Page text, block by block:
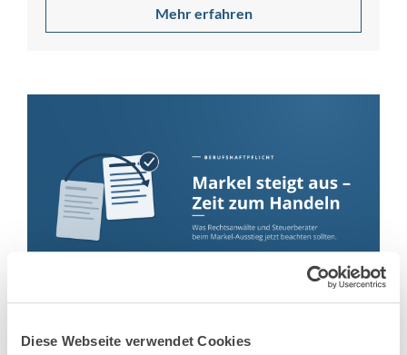
Diese Webseite verwendet Cookies
Mehr erfahren
2. Juni 2026
Markel steigt aus der